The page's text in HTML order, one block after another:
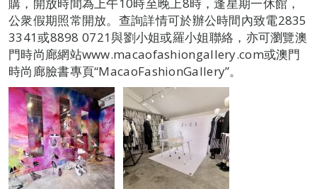
公衆假期照常開放。查詢詳情可於辦公時間內致電2835
3341或8898 0721與劉小姐或羅小姐聯絡，亦可瀏覽澳
門時尚廊網站www.macaofashiongallery.com或澳門
時尚廊臉書專頁“MacaoFashionGallery”。